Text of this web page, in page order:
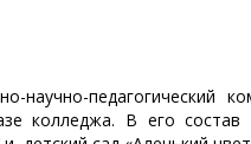
педагогический
колледжа. В его